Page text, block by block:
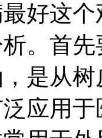
好这
。首
是从
应用